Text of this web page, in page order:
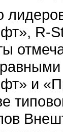
R-
и